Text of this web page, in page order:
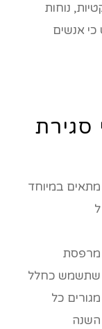
נוחות
אנשים
סגירת
מתאים במיוחד
ל
מרפסת
שתשמש כחלל
מגורים כל
השנה